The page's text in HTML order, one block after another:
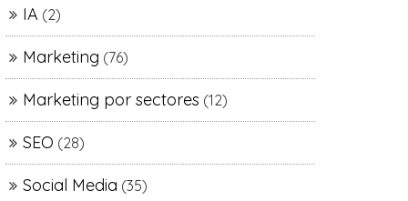
IA (2)
Marketing (76)
Marketing por sectores (12)
SEO (28)
Social Media (35)